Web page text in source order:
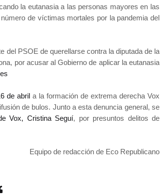
la eutanasia a las personas mayores en las
de víctimas mortales por la pandemia del
del PSOE de querellarse contra la diputada de la
por acusar al Gobierno de aplicar la eutanasia
de abril a la formación de extrema derecha Vox
de bulos. Junto a esta denuncia general, se
Vox, Cristina Seguí, por presuntos delitos de
Equipo de redacción de Eco Republicano